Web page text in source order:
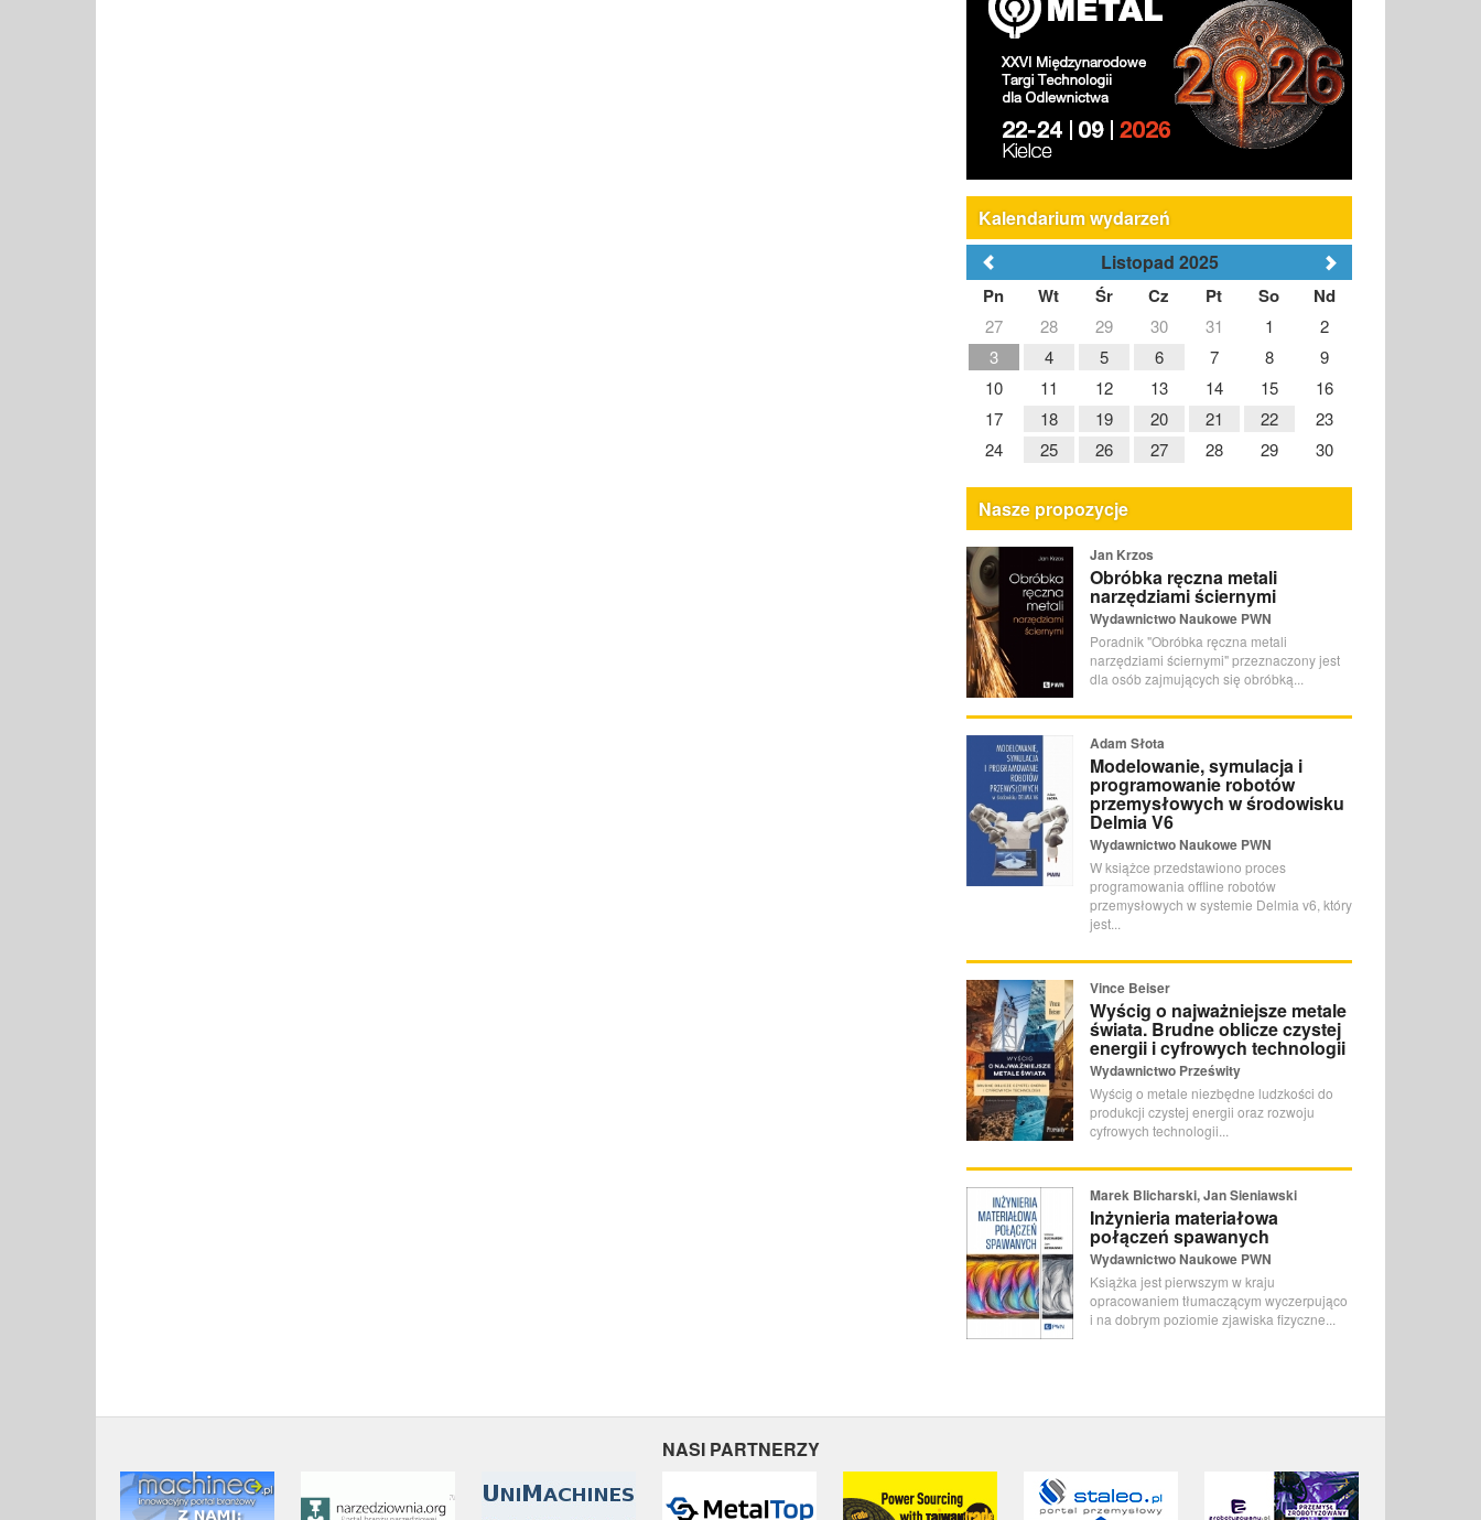
Kalendarium wydarzeń
Listopad 2025
Pn Wt Śr Cz Pt So Nd
27 28 29 30 31 1
2
3
4 5 6 7 8
9
10
11 12 13 14 15
16
17
18 19 20 21 22
23
24
25 26 27 28 29 30
Nasze propozycje
Jan Krzos
Obróbka ręczna metali
narzędziami ściernymi
Wydawnictwo Naukowe PWN
Poradnik "Obróbka ręczna metali
narzędziami ściernymi" przeznaczony jest
dla osób zajmujących się obróbką...
Adam Słota
Modelowanie, symulacja i
programowanie robotów
przemysłowych w środowisku
Delmia V6
Wydawnictwo Naukowe PWN
W książce przedstawiono proces
programowania offline robotów
przemysłowych w systemie Delmia v6, który
jest...
Vince Beiser
Wyścig o najważniejsze metale
świata. Brudne oblicze czystej
energii i cyfrowych technologii
Wydawnictwo Prześwity
Wyścig o metale niezbędne ludzkości do
produkcji czystej energii oraz rozwoju
cyfrowych technologii...
Marek Blicharski, Jan Sieniawski
Inżynieria materiałowa
połączeń spawanych
Wydawnictwo Naukowe PWN
Książka jest pierwszym w kraju
opracowaniem tłumaczącym wyczerpująco
i na dobrym poziomie zjawiska fizyczne...
NASI PARTNERZY